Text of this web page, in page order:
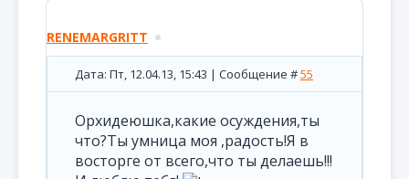
RENEMARGRITT
Дата: Пт, 12.04.13, 15:43 | Сообщение #55
Орхидеюшка,какие осуждения,ты
что?Ты умница моя ,радость!Я в
восторге от всего,что ты делаешь!!!